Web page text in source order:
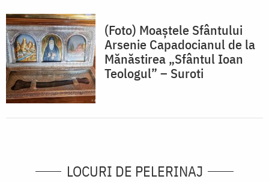
(Foto) Moaștele Sfântului
Arsenie Capadocianul de la
Mănăstirea „Sfântul Ioan
Teologul” – Suroti
LOCURI DE PELERINAJ